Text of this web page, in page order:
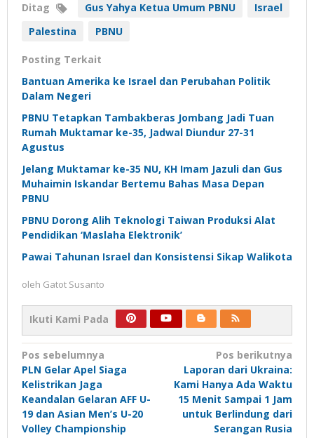
Ditag Gus Yahya Ketua Umum PBNU
Israel
Palestina
PBNU
Posting Terkait
Bantuan Amerika ke Israel dan Perubahan Politik
Dalam Negeri
PBNU Tetapkan Tambakberas Jombang Jadi Tuan
Rumah Muktamar ke-35, Jadwal Diundur 27-31
Agustus
Jelang Muktamar ke-35 NU, KH Imam Jazuli dan Gus
Muhaimin Iskandar Bertemu Bahas Masa Depan
PBNU
PBNU Dorong Alih Teknologi Taiwan Produksi Alat
Pendidikan ‘Maslaha Elektronik’
Pawai Tahunan Israel dan Konsistensi Sikap Walikota
oleh Gatot Susanto
Ikuti Kami Pada
Navigasi
pos
Pos sebelumnya
PLN Gelar Apel Siaga
Kelistrikan Jaga
Keandalan Gelaran AFF U-
19 dan Asian Men’s U-20
Volley Championship
Pos berikutnya
Laporan dari Ukraina:
Kami Hanya Ada Waktu
15 Menit Sampai 1 Jam
untuk Berlindung dari
Serangan Rusia